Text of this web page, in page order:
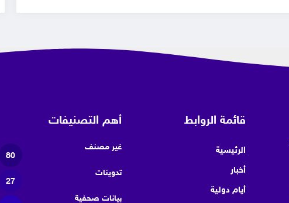
قائمة الروابط
الرئيسية
أخبار
أيام دولية
أهم التصنيفات
غير مصنف
80
تدوينات
27
بيانات صحفية